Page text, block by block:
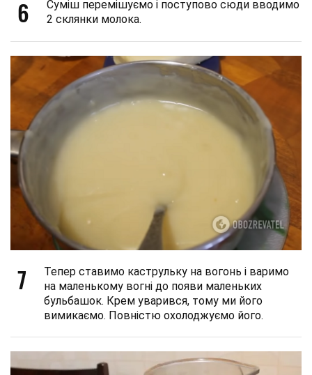
6
Суміш перемішуємо і поступово сюди вводимо
2 склянки молока.
7
Тепер ставимо каструльку на вогонь і варимо
на маленькому вогні до появи маленьких
бульбашок. Крем уварився, тому ми його
вимикаємо. Повністю охолоджуємо його.